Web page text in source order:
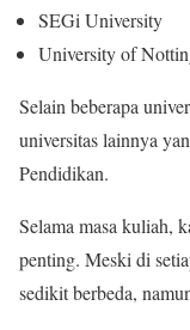
SEGi University
University of
Selain beberapa
universitas lainnya
Pendidikan.
Selama masa kuliah,
penting. Meski di
sedikit berbeda,